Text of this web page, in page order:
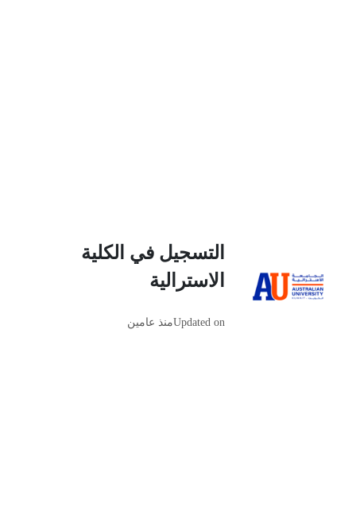
التسجيل في الكلية
الاسترالية
Updated onمنذ عامين